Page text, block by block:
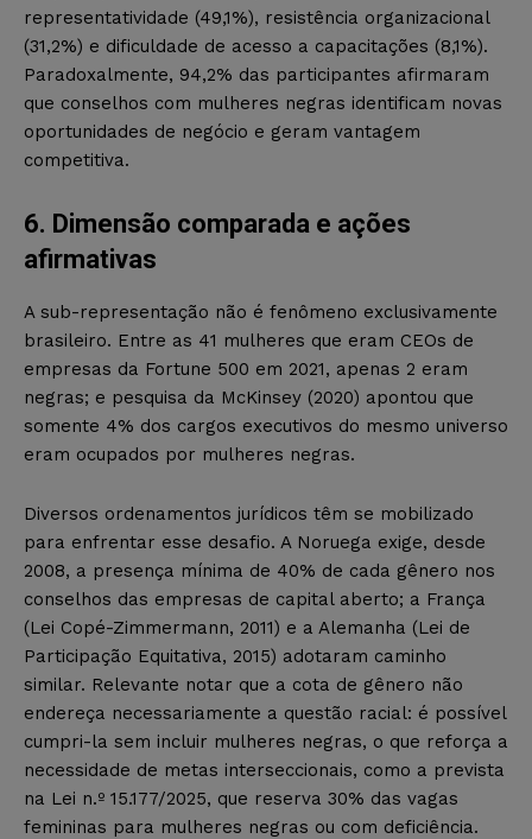
representatividade (49,1%), resistência organizacional
(31,2%) e dificuldade de acesso a capacitações (8,1%).
Paradoxalmente, 94,2% das participantes afirmaram
que conselhos com mulheres negras identificam novas
oportunidades de negócio e geram vantagem
competitiva.
6. Dimensão comparada e ações
afirmativas
A sub-representação não é fenômeno exclusivamente
brasileiro. Entre as 41 mulheres que eram CEOs de
empresas da Fortune 500 em 2021, apenas 2 eram
negras; e pesquisa da McKinsey (2020) apontou que
somente 4% dos cargos executivos do mesmo universo
eram ocupados por mulheres negras.
Diversos ordenamentos jurídicos têm se mobilizado
para enfrentar esse desafio. A Noruega exige, desde
2008, a presença mínima de 40% de cada gênero nos
conselhos das empresas de capital aberto; a França
(Lei Copé-Zimmermann, 2011) e a Alemanha (Lei de
Participação Equitativa, 2015) adotaram caminho
similar. Relevante notar que a cota de gênero não
endereça necessariamente a questão racial: é possível
cumpri-la sem incluir mulheres negras, o que reforça a
necessidade de metas interseccionais, como a prevista
na Lei n.º 15.177/2025, que reserva 30% das vagas
femininas para mulheres negras ou com deficiência.